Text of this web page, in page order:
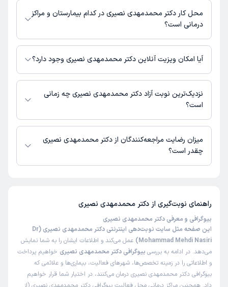
محل کار دکتر محمدمهدی نصیری در کدام بیمارستان و مراکز
درمانی است؟
اطلاعاتی درباره محل فعالیت دکتر محمدمهدی نصیری در مراکز درمانی در
دسترس نیست.
آیا امکان ویزیت آنلاین دکتر محمدمهدی نصیری وجود دارد؟
در حال حاضر اطلاعاتی درباره ارائه ویزیت آنلاین توسط دکتر محمدمهدی نصیری
در دسترس نیست. برای دریافت اطلاعات دقیق‌تر، لطفاً با مطب تماس بگیرید.
نزدیک‌ترین نوبت آزاد دکتر محمدمهدی نصیری چه زمانی
است؟
دکتر محمدمهدی نصیری از روز شنبه 17 مرداد 1405 بیمار جدید می‌پذیرند.
میزان رضایت مراجعه‌کنندگان از دکتر محمدمهدی نصیری
چقدر است؟
راهنمای نوبت‌گیری از دکتر محمدمهدی نصیری
بیوگرافی و معرفی دکتر محمدمهدی نصیری
این صفحه مثل سایت نوبت‌دهی اینترنتی دکتر محمدمهدی نصیری (Dr
Mohammad Mehdi Nasiri)
عمل می‌کند و اطلاعات ایشان را به شما نمایش
می‌دهد. در ادامه به بررسی بیوگرافی دکتر محمدمهدی نصیری خواهیم پرداخت
و اطلاعاتی را در زمینه تخصص‌ها، شهرهای فعالیت، بیماری‌ها و علائمی که
بیوگرافی دکتر محمدمهدی نصیری درمان می‌کنند، در اختیار شما قرار خواهیم